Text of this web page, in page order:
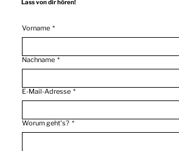
Lass von dir hören!
Vorname *
Nachname *
E-Mail-Adresse *
Worum geht's? *